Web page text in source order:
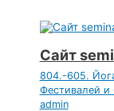
Сайт
804.-605.
Фестивалей
admin